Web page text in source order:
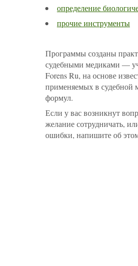
определение
прочие инструменты
Программы созданы
судебными медиками —
Forens Ru, на основе
применяемых в судебной
формул.
Если у вас возникнут
желание сотрудничать,
ошибки, напишите об